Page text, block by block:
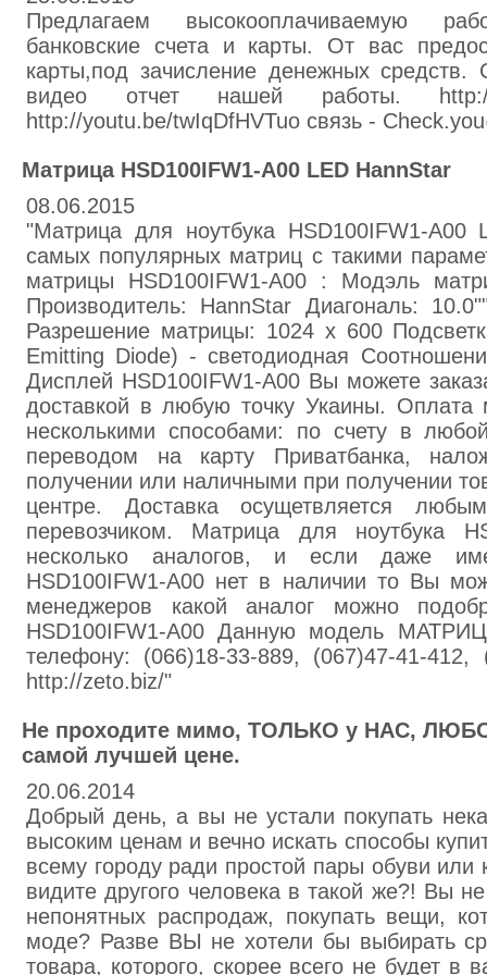
Предлагаем высокооплачиваемую
банковские счета и карты. От вас
карты,под зачисление денежных средств.
видео отчет нашей работы. http://
http://youtu.be/twIqDfHVTuo связь -
Матрица HSD100IFW1-A00 LED HannStar
08.06.2015
"Матрица для ноутбука HSD100IFW1-A00
самых популярных матриц с такими
матрицы HSD100IFW1-A00 : Модэль
Производитель: HannStar Диагональ:
Разрешение матрицы: 1024 x 600
Emitting Diode) - светодиодная
Дисплей HSD100IFW1-A00 Вы можете
доставкой в любую точку Укаины. Оплата
несколькими способами: по счету в
переводом на карту Приватбанка,
получении или наличными при получении
центре. Доставка осущетвляется
перевозчиком. Матрица для ноутбука
несколько аналогов, и если даже
HSD100IFW1-A00 нет в наличии то Вы
менеджеров какой аналог можно
HSD100IFW1-A00 Данную модель
телефону: (066)18-33-889, (067)47-41-
http://zeto.biz/"
Не проходите мимо, ТОЛЬКО у НАС,
самой лучшей цене.
20.06.2014
Добрый день, а вы не устали покупать
высоким ценам и вечно искать способы
всему городу ради простой пары обуви или
видите другого человека в такой же?! Вы
непонятных распродаж, покупать вещи,
моде? Разве ВЫ не хотели бы выбирать
товара, которого, скорее всего не будет в